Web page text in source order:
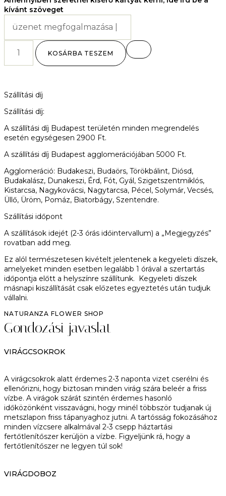
kívánt szöveget
KOSÁRBA TESZEM
Szállítási díj
Szállítási díj:
A szállítási díj Budapest területén minden megrendelés
esetén egységesen 2900 Ft.
A szállítási díj Budapest agglomerációjában 5000 Ft.
Agglomeráció: Budakeszi, Budaörs, Törökbálint, Diósd,
Budakalász, Dunakeszi, Érd, Fót, Gyál, Szigetszentmiklós,
Kistarcsa, Nagykovácsi, Nagytarcsa, Pécel, Solymár, Vecsés,
Üllő, Üröm, Pomáz, Biatorbágy, Szentendre.
Szállítási időpont
A szállítások idejét (2-3 órás időintervallum) a „Megjegyzés”
rovatban add meg.
Ez alól természetesen kivételt jelentenek a kegyeleti díszek,
amelyeket minden esetben legalább 1 órával a szertartás
időpontja előtt a helyszínre szállítunk. Kegyeleti díszek
másnapi kiszállítását csak előzetes egyeztetés után tudjuk
vállalni.
NATURANZA FLOWER SHOP
Gondozási javaslat
VIRÁGCSOKROK
A virágcsokrok alatt érdemes 2-3 naponta vizet cserélni és
ellenőrizni, hogy biztosan minden virág szára beleér a friss
vízbe. A virágok szárát szintén érdemes hasonló
időközönként visszavágni, hogy minél többször tudjanak új
metszlapon friss tápanyaghoz jutni. A tartósság fokozásához
minden vízcsere alkalmával 2-3 csepp háztartási
fertőtlenítőszer kerüljön a vízbe. Figyeljünk rá, hogy a
fertőtlenítőszer ne legyen túl sok!
VIRÁGDOBOZ